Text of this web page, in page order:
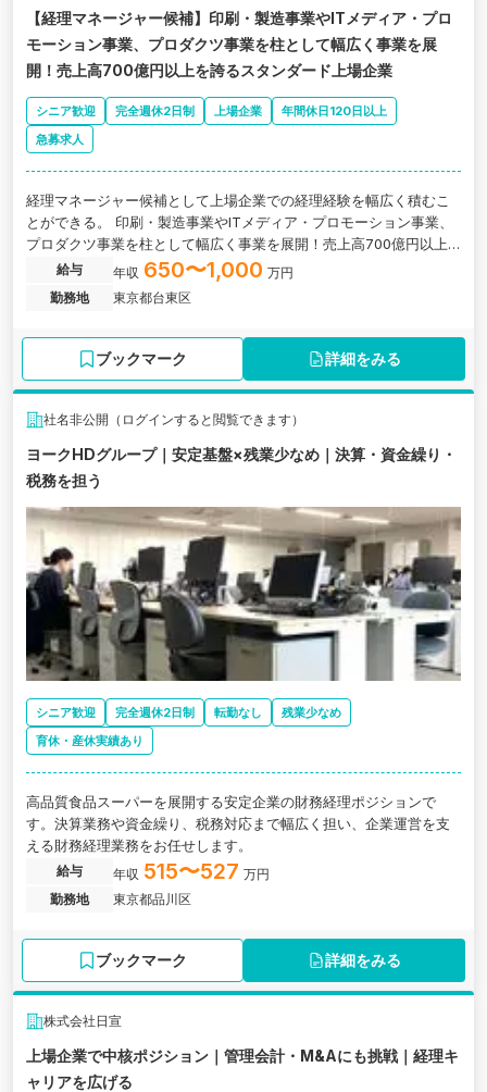
【経理マネージャー候補】印刷・製造事業やITメディア・プロ
モーション事業、プロダクツ事業を柱として幅広く事業を展
開！売上高700億円以上を誇るスタンダード上場企業
シニア歓迎 完全週休2日制 上場企業
年間休日120日以上
急募求人
経理マネージャー候補として上場企業での経理経験を幅広く積むこ
とができる。 印刷・製造事業やITメディア・プロモーション事業、
プロダクツ事業を柱として幅広く事業を展開！売上高700億円以上
を誇るスタンダード上場企業
給与 年収 650〜1,000 万円
勤務地
東京都台東区
ブックマーク 詳細をみる
社名非公開（ログインすると閲覧できます）
ヨークHDグループ｜安定基盤×残業少なめ｜決算・資金繰り・
税務を担う
シニア歓迎 完全週休2日制 転勤なし
残業少なめ
育休・産休実績あり
高品質食品スーパーを展開する安定企業の財務経理ポジションで
す。決算業務や資金繰り、税務対応まで幅広く担い、企業運営を支
える財務経理業務をお任せします。
給与 年収 515〜527 万円
勤務地
東京都品川区
ブックマーク 詳細をみる
株式会社日宣
上場企業で中核ポジション｜管理会計・M&Aにも挑戦｜経理キ
ャリアを広げる